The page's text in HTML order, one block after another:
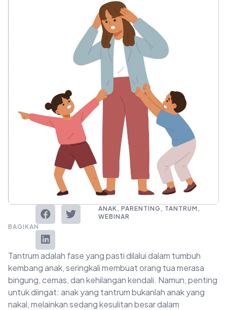
BAGIKAN
ANAK,PARENTING , TANTRUM ,
WEBINAR
Tantrum adalah fase yang pasti dilalui dalam tumbuh
kembang anak, seringkali membuat orang tua merasa
bingung, cemas, dan kehilangan kendali. Namun, penting
untuk diingat: anak yang tantrum bukanlah anak yang
nakal, melainkan sedang kesulitan besar dalam